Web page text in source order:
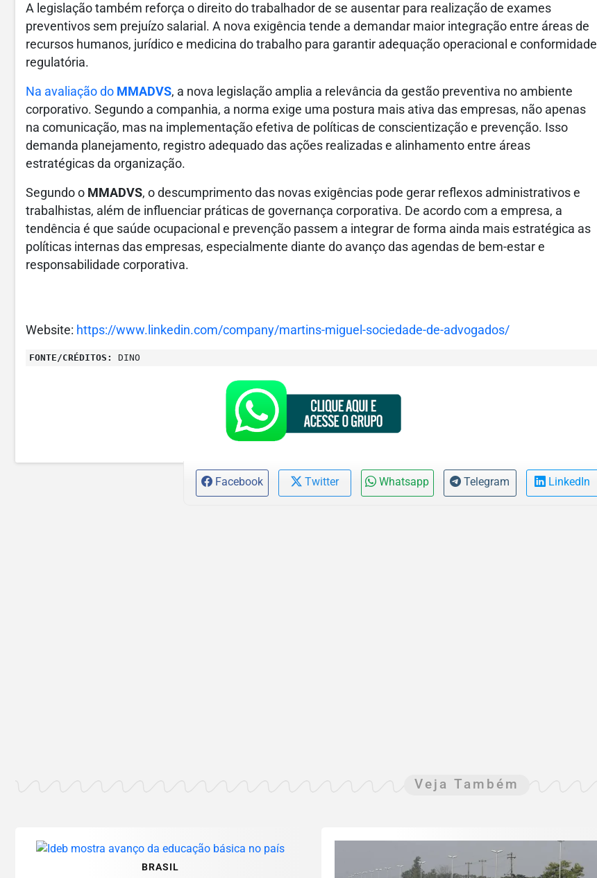
A legislação também reforça o direito do trabalhador de se ausentar para realização de exames
preventivos sem prejuízo salarial. A nova exigência tende a demandar maior integração entre áreas de
recursos humanos, jurídico e medicina do trabalho para garantir adequação operacional e conformidade
regulatória.
Na avaliação do MMADVS, a nova legislação amplia a relevância da gestão preventiva no ambiente
corporativo. Segundo a companhia, a norma exige uma postura mais ativa das empresas, não apenas
na comunicação, mas na implementação efetiva de políticas de conscientização e prevenção. Isso
demanda planejamento, registro adequado das ações realizadas e alinhamento entre áreas
estratégicas da organização.
Segundo o MMADVS, o descumprimento das novas exigências pode gerar reflexos administrativos e
trabalhistas, além de influenciar práticas de governança corporativa. De acordo com a empresa, a
tendência é que saúde ocupacional e prevenção passem a integrar de forma ainda mais estratégica as
políticas internas das empresas, especialmente diante do avanço das agendas de bem-estar e
responsabilidade corporativa.
Website: https://www.linkedin.com/company/martins-miguel-sociedade-de-advogados/
FONTE/CRÉDITOS: DINO
Facebook Twitter Whatsapp Telegram LinkedIn
Veja Também
BRASIL